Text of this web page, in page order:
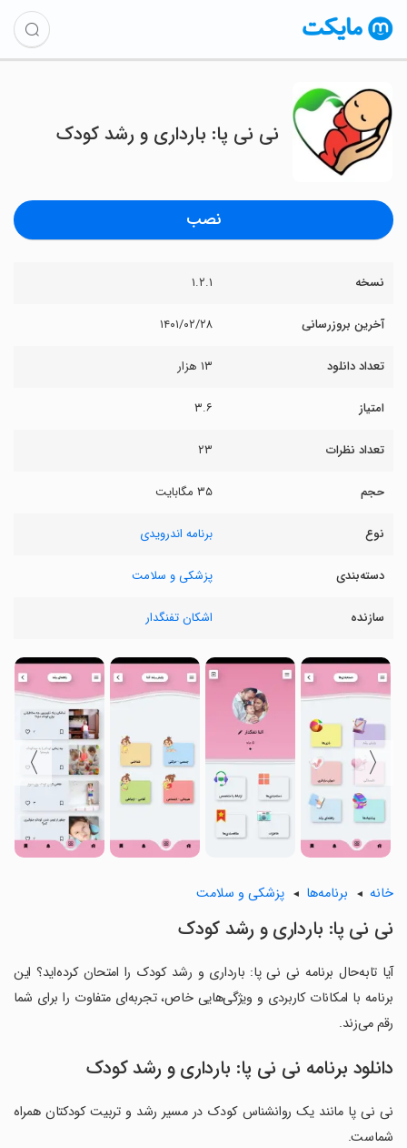
نی نی پا: بارداری و رشد کودک
نصب
نسخه ۱.۲.۱
آخرین بروزرسانی ۱۴۰۱/۰۲/۲۸
تعداد دانلود ۱۳ هزار
امتیاز ۳.۶
تعداد نظرات ۲۳
حجم ۳۵ مگابایت
نوع برنامه اندرویدی
دسته‌بندی پزشکی و سلامت
سازنده اشکان تفنگدار
〈
〉
خانه برنامه‌ها پزشکی و سلامت
نی نی پا: بارداری و رشد کودک
آیا تابه‌حال برنامه نی نی پا: بارداری و رشد کودک را امتحان کرده‌اید؟ این
برنامه با امکانات کاربردی و ویژگی‌هایی خاص، تجربه‌ای متفاوت را برای شما
رقم می‌زند.
دانلود برنامه نی نی پا: بارداری و رشد کودک
نی نی پا مانند یک روانشناس کودک در مسیر رشد و تربیت کودکتان همراه
شماست.